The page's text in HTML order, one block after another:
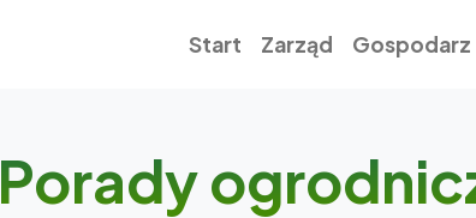
Start Zarząd Gospodarz
Porady